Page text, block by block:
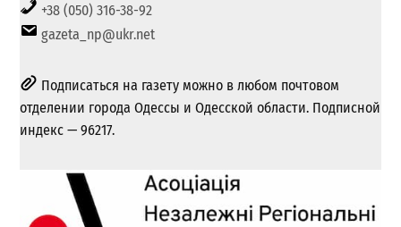
+38 (050) 316-38-92
gazeta_np@ukr.net
Подписаться на газету можно в любом почтовом
отделении города Одессы и Одесской области. Подписной
индекс — 96217.